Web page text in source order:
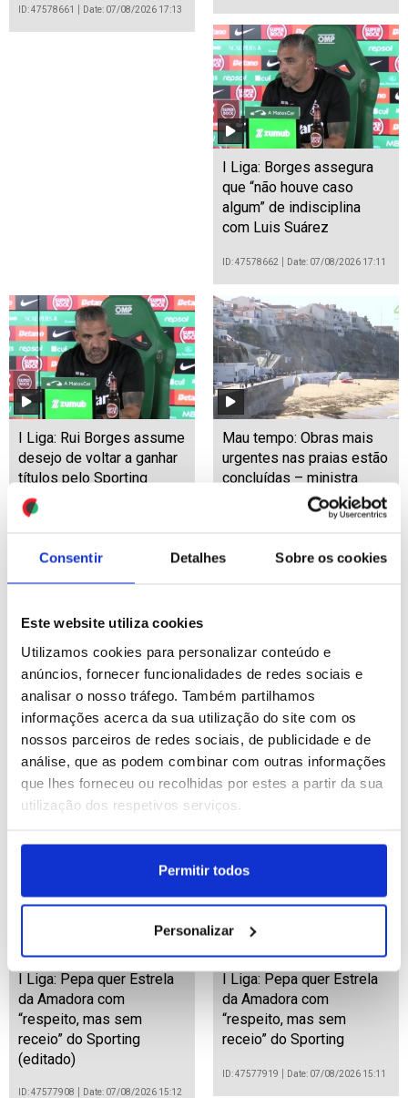
Consentir Detalhes Sobre os cookies
Este website utiliza cookies
Utilizamos cookies para personalizar conteúdo e
anúncios, fornecer funcionalidades de redes sociais e
analisar o nosso tráfego. Também partilhamos
informações acerca da sua utilização do site com os
nossos parceiros de redes sociais, de publicidade e de
análise, que as podem combinar com outras informações
que lhes forneceu ou recolhidas por estes a partir da sua
utilização dos respetivos serviços.
Permitir todos
Personalizar
ID: 47578661 Date: 07/08/2026 17:13
I Liga: Borges assegura
que “não houve caso
algum” de indisciplina
com Luis Suárez
ID: 47578662 Date: 07/08/2026 17:11
I Liga: Rui Borges assume
desejo de voltar a ganhar
títulos pelo Sporting
Mau tempo: Obras mais
urgentes nas praias estão
concluídas – ministra
I Liga: Académico de
Viseu quer contrariar
"caudal afensivo" do
Benfica
ID: 47578256 Date: 07/08/2026 15:47
Ciberataque ao grupo
Águas de Portugal sem
afetar fornecimento de
água – ministra (editado)
ID: 47578110
I Liga: Pepa quer Estrela
da Amadora com
“respeito, mas sem
receio” do Sporting
(editado)
ID: 47577908 Date: 07/08/2026 15:12
I Liga: Pepa quer Estrela
da Amadora com
“respeito, mas sem
receio” do Sporting
ID: 47577919 Date: 07/08/2026 15:11